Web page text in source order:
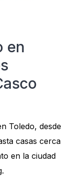
en
Toledo, desde
casas cerca
en la ciudad